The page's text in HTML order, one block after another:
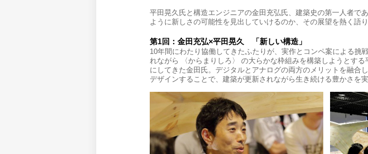
平田晃久氏と構造エンジニアの金田充弘氏、建築史の第一人者で
ように新しさの可能性を見出していけるのか、その展望を熱く語り
第1回：金田充弘×平田晃久 「新しい構造」
10年間にわたり協働してきたふたりが、実作とコンペ案による挑
れながら 〈からまりしろ〉 の大らかな枠組みを構築しようとす
にしてきた金田氏。デジタルとアナログの両方のメリットを融合
デザインすることで、建築が更新されながら生き続ける豊かさを